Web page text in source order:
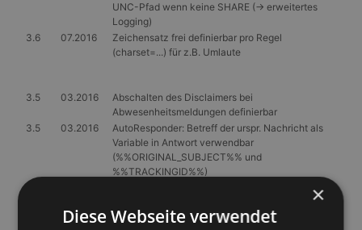
UNC-Pfad wenn keine SHARE (-> erweitertes
Logging)
3.6
07.2016
Zeichensatz frei definierbar pro Regel
(charset=...) für z.B. Umlaute
3.5 03.2016
Abschalten des Disclaimers bei
Abwesenheitsmeldungen definierbar
3.5
03.2016
AutoResponder: Betreff der urspr. Nachricht als
Variable in Antwort verwendbar
(%%ORIGINAL_SUBJECT%% und
%%TRACKINGID%%)
Unterstützung von Exchange-Kontakten (ohne
03.2016
Fix: AutoResponder: Rule ['...'] skipped because
×
Diese Webseite verwendet